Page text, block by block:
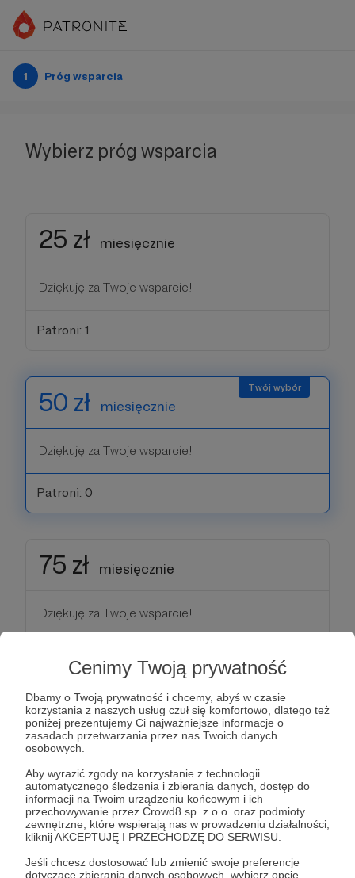
Cenimy Twoją prywatność
Dbamy o Twoją prywatność i chcemy, abyś w czasie
korzystania z naszych usług czuł się komfortowo, dlatego też
poniżej prezentujemy Ci najważniejsze informacje o
zasadach przetwarzania przez nas Twoich danych
osobowych.
Aby wyrazić zgody na korzystanie z technologii
automatycznego śledzenia i zbierania danych, dostęp do
informacji na Twoim urządzeniu końcowym i ich
przechowywanie przez Crowd8 sp. z o.o. oraz podmioty
zewnętrzne, które wspierają nas w prowadzeniu działalności,
kliknij AKCEPTUJĘ I PRZECHODZĘ DO SERWISU.
Jeśli chcesz dostosować lub zmienić swoje preferencje
dotyczące zbierania danych osobowych, wybierz opcję
1 Próg wsparcia
Wybierz próg wsparcia
25 zł miesięcznie
Dziękuję za Twoje wsparcie!
Patroni: 1
50 zł miesięcznie
Dziękuję za Twoje wsparcie!
Patroni: 0
75 zł miesięcznie
Dziękuję za Twoje wsparcie!
100 zł miesięcznie
Dziękuję za Twoje wsparcie!
Patroni: 1